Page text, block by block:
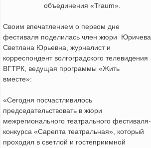
объединения «Traum».
Своим впечатлением о первом дне
фестиваля поделилась член жюри Юричева
Светлана Юрьевна, журналист и
корреспондент волгоградского телевидения
ВГТРК, ведущая программы «Жить
вместе»:
«Сегодня посчастливилось
председательствовать в жюри
межрегионального театрального фестиваля-
конкурса «Сарепта театральная», который
проходил в светлой и гостеприимной